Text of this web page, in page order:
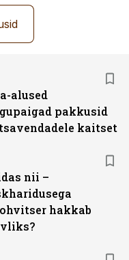
alused
pakkusid
kaitset
nii –
hakkab